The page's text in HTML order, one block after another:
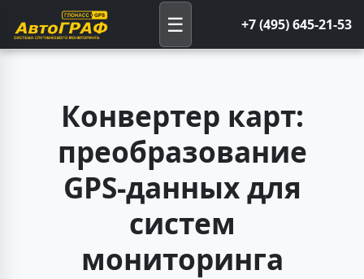
☰ +7 (495) 645-21-53
Конвертер карт:
преобразование
GPS-данных для
систем
мониторинга